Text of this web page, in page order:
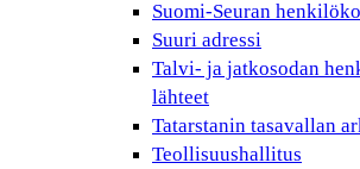
Suomi-Seuran
Suuri adressi
Talvi- ja jatkosodan
lähteet
Tatarstanin tasavallan
Teollisuushallitus